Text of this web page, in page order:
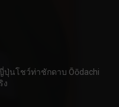
ปุ่นโชว์ท่าชักดาบ Ōōdachi
ง